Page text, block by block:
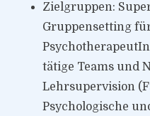
Zielgruppen:
Gruppensetting
tätige Teams und
Lehrsupervision
Psychologische